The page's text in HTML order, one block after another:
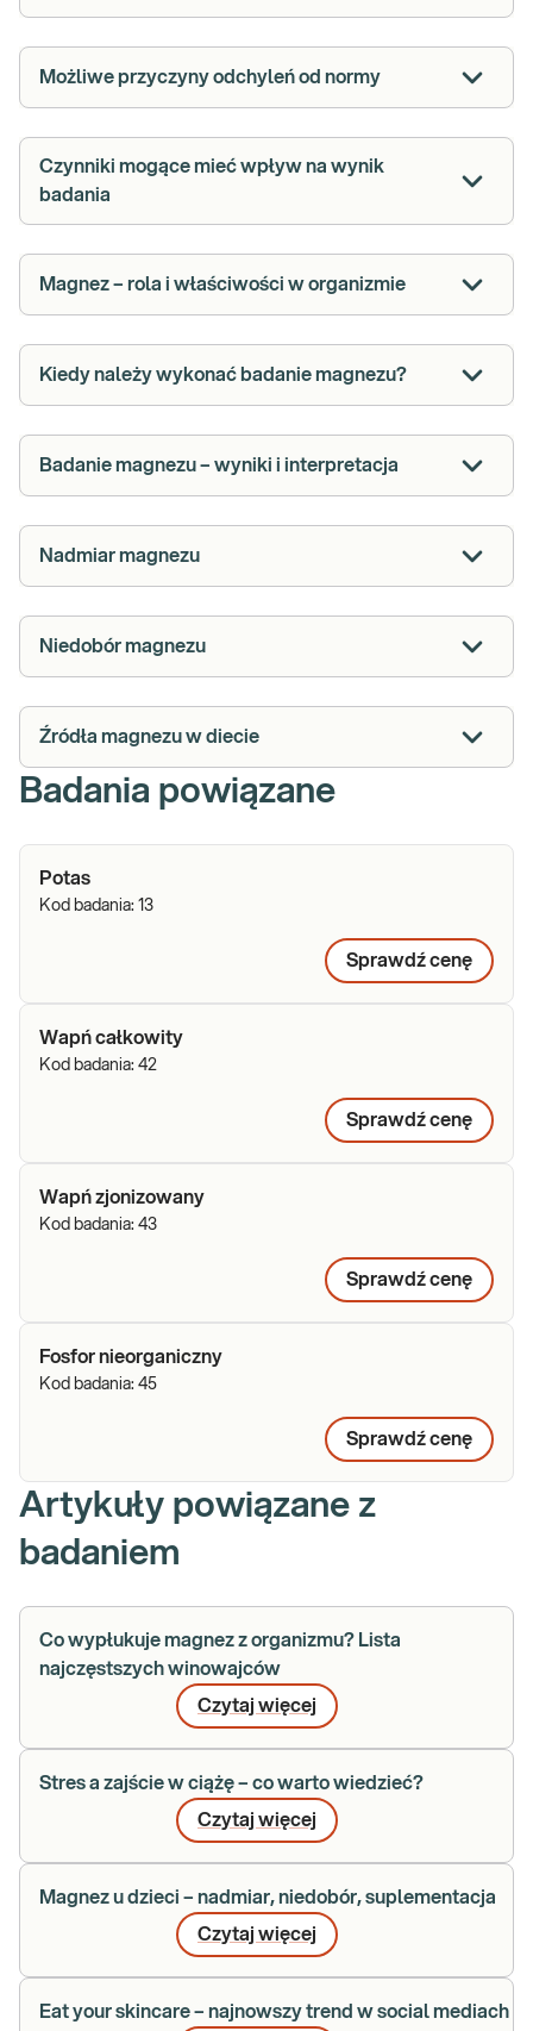
Możliwe przyczyny odchyleń od normy
Czynniki mogące mieć wpływ na wynik
badania
Magnez – rola i właściwości w organizmie
Kiedy należy wykonać badanie magnezu?
Badanie magnezu – wyniki i interpretacja
Nadmiar magnezu
Niedobór magnezu
Źródła magnezu w diecie
Badania powiązane
Potas
Kod badania: 13
Sprawdź cenę
Wapń całkowity
Kod badania: 42
Sprawdź cenę
Wapń zjonizowany
Kod badania: 43
Sprawdź cenę
Fosfor nieorganiczny
Kod badania: 45
Sprawdź cenę
Artykuły powiązane z
badaniem
Co wypłukuje magnez z organizmu? Lista
najczęstszych winowajców
Czytaj więcej
Stres a zajście w ciążę – co warto wiedzieć?
Czytaj więcej
Magnez u dzieci – nadmiar, niedobór, suplementacja
Czytaj więcej
Eat your skincare – najnowszy trend w social mediach